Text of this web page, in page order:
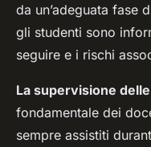
da un’adeguata fase
gli studenti sono
seguire e i rischi
La supervisione
fondamentale dei
sempre assistiti